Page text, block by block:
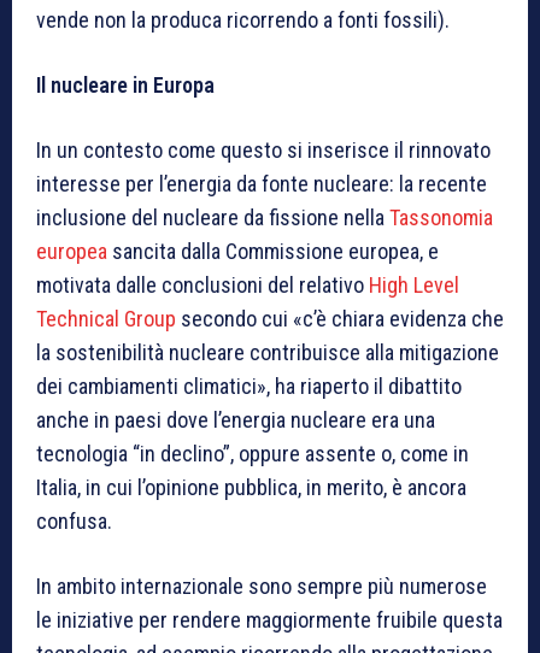
vende non la produca ricorrendo a fonti fossili).
Il nucleare in Europa
In un contesto come questo si inserisce il rinnovato
interesse per l’energia da fonte nucleare: la recente
inclusione del nucleare da fissione nella Tassonomia
europea sancita dalla Commissione europea, e
motivata dalle conclusioni del relativo High Level
Technical Group secondo cui «c’è chiara evidenza che
la sostenibilità nucleare contribuisce alla mitigazione
dei cambiamenti climatici», ha riaperto il dibattito
anche in paesi dove l’energia nucleare era una
tecnologia “in declino”, oppure assente o, come in
Italia, in cui l’opinione pubblica, in merito, è ancora
confusa.
In ambito internazionale sono sempre più numerose
le iniziative per rendere maggiormente fruibile questa